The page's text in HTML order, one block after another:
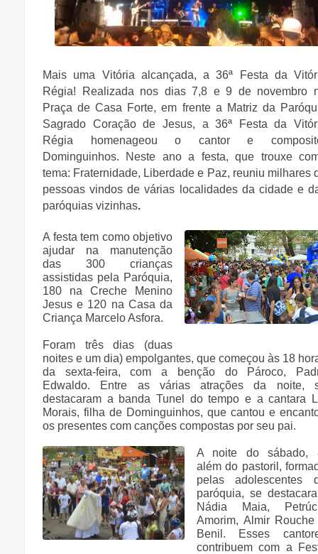
Mais uma Vitória alcançada, a 36ª Festa da
Régia! Realizada nos dias 7,8 e 9 de novembro
Praça de Casa Forte, em frente a Matriz da
Sagrado Coração de Jesus, a 36ª Festa da
Régia homenageou o cantor e
Dominguinhos. Neste ano a festa, que trouxe
tema: Fraternidade, Liberdade e Paz, reuniu milhares
pessoas vindos de várias localidades da cidade e
paróquias vizinhas.
A festa tem como objetivo
ajudar na manutenção
das 300 crianças
assistidas pela Paróquia,
180 na Creche Menino
Jesus e 120 na Casa da
Criança Marcelo Asfora.
Foram três dias (duas
noites e um dia) empolgantes, que começou às 18
da sexta-feira, com a benção do Pároco,
Edwaldo. Entre as várias atrações da noite,
destacaram a banda Tunel do tempo e a cantara
Morais, filha de Dominguinhos, que cantou e
os presentes com canções compostas por seu pai.
A noite do sábado,
além do pastoril,
pelas adolescentes
paróquia, se
Nádia Maia,
Amorim, Almir
Benil. Esses
contribuem com a